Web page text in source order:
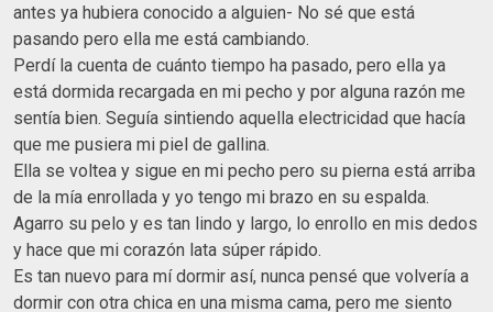
antes ya hubiera conocido a alguien- No sé que está
pasando pero ella me está cambiando.
Perdí la cuenta de cuánto tiempo ha pasado, pero ella ya
está dormida recargada en mi pecho y por alguna razón me
sentía bien. Seguía sintiendo aquella electricidad que hacía
que me pusiera mi piel de gallina.
Ella se voltea y sigue en mi pecho pero su pierna está arriba
de la mía enrollada y yo tengo mi brazo en su espalda.
Agarro su pelo y es tan lindo y largo, lo enrollo en mis dedos
y hace que mi corazón lata súper rápido.
Es tan nuevo para mí dormir así, nunca pensé que volvería a
dormir con otra chica en una misma cama, pero me siento